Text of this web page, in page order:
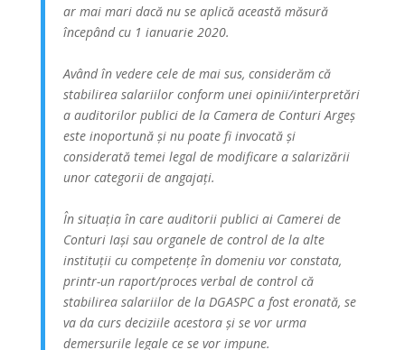
ar mai mari dacă nu se aplică această măsură
începând cu 1 ianuarie 2020.
Având în vedere cele de mai sus, considerăm că
stabilirea salariilor conform unei opinii/interpretări
a auditorilor publici de la Camera de Conturi Argeș
este inoportună și nu poate fi invocată și
considerată temei legal de modificare a salarizării
unor categorii de angajați.
În situația în care auditorii publici ai Camerei de
Conturi Iași sau organele de control de la alte
instituții cu competențe în domeniu vor constata,
printr-un raport/proces verbal de control că
stabilirea salariilor de la DGASPC a fost eronată, se
va da curs deciziile acestora și se vor urma
demersurile legale ce se vor impune.